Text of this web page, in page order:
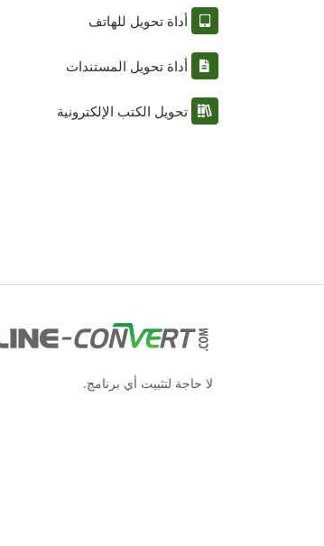
أداة تحويل للهاتف
أداة تحويل المستندات
تحويل الكتب الإلكترونية
لا حاجة لتثبيت أي برنامج.